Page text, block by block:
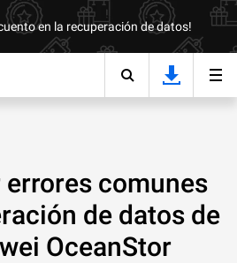
en la recuperación de datos!
comunes
de datos de
OceanStor